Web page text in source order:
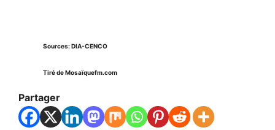
Sources: DIA-CENCO
Tiré de Mosaïquefm.com
Partager